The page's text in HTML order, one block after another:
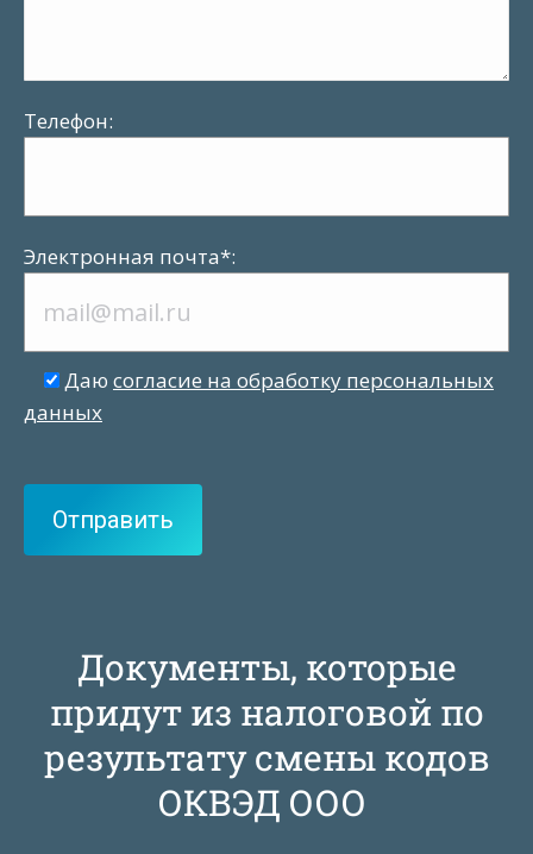
Телефон:
Электронная почта*:
Даю согласие на обработку персональных
данных
Документы, которые
придут из налоговой по
результату смены кодов
ОКВЭД ООО